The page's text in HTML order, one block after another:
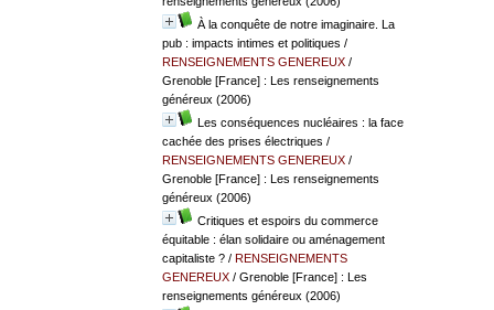
À la conquête de notre imaginaire. La
pub : impacts intimes et politiques /
RENSEIGNEMENTS GENEREUX/
Grenoble [France] : Les renseignements
généreux (2006)
Les conséquences nucléaires : la face
cachée des prises électriques /
RENSEIGNEMENTS GENEREUX/
Grenoble [France] : Les renseignements
généreux (2006)
Critiques et espoirs du commerce
équitable : élan solidaire ou aménagement
capitaliste ?/ RENSEIGNEMENTS
GENEREUX/ Grenoble [France] : Les
renseignements généreux (2006)